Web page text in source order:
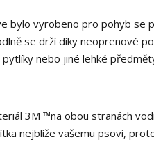
bylo vyrobeno pro pohyb se
se drží díky neoprenové
pytlíky nebo jiné lehké
3M ™na obou stranách
nejblíže vašemu psovi,